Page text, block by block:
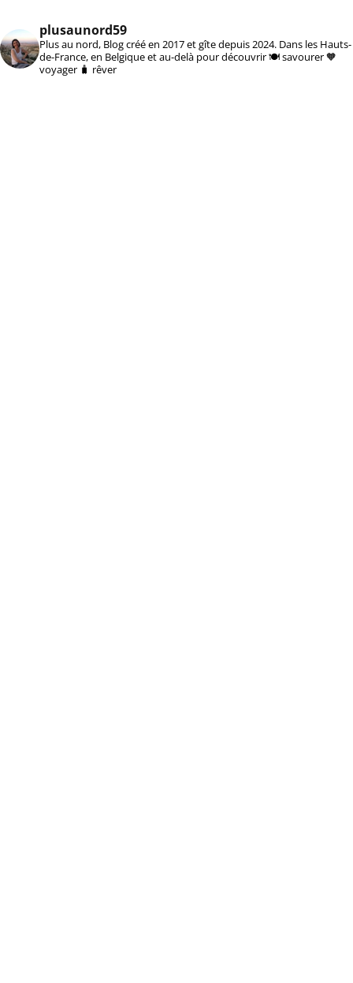
plusaunord59
Plus au nord, Blog créé en 2017 et gîte depuis 2024. Dans les Hauts-
de-France, en Belgique et au-delà pour découvrir 🍽️ savourer 🧡
voyager 🧳 rêver